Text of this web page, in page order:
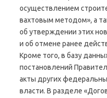
осуществлением
вахтовым методом», а
об утверждении этих
и об отмене ранее
Кроме того, в базу
постановлений
акты других
власти. В разделе